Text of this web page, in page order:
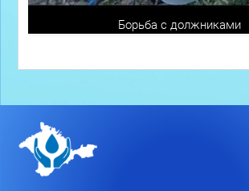
Борьба с должниками